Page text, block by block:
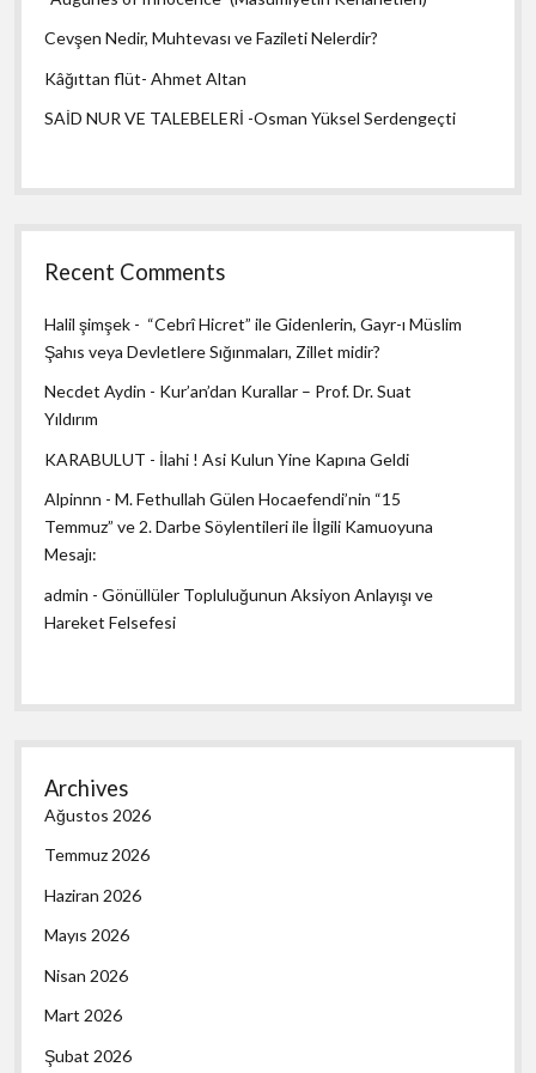
Cevşen Nedir, Muhtevası ve Fazileti Nelerdir?
Kâğıttan flüt- Ahmet Altan
SAİD NUR VE TALEBELERİ -Osman Yüksel Serdengeçti
Recent Comments
Halil şimşek - “Cebrî Hicret” ile Gidenlerin, Gayr-ı Müslim
Şahıs veya Devletlere Sığınmaları, Zillet midir?
Necdet Aydin - Kur’an’dan Kurallar – Prof. Dr. Suat
Yıldırım
KARABULUT - İlahi ! Asi Kulun Yine Kapına Geldi
Alpinnn -M. Fethullah Gülen Hocaefendi’nin “15
Temmuz” ve 2. Darbe Söylentileri ile İlgili Kamuoyuna
Mesajı:
admin -Gönüllüler Topluluğunun Aksiyon Anlayışı ve
Hareket Felsefesi
Archives
Ağustos 2026
Temmuz 2026
Haziran 2026
Mayıs 2026
Nisan 2026
Mart 2026
Şubat 2026